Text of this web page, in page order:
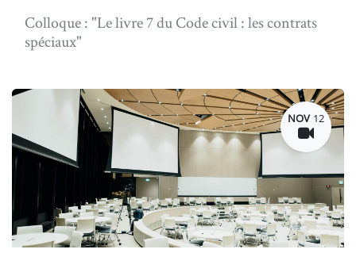
Colloque : "Le livre 7 du Code civil : les contrats
spéciaux"
NOV 12